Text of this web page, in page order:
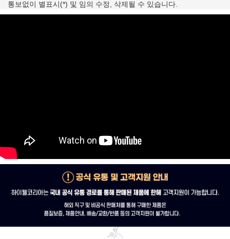
통보없이 별표시(*) 및 임의 수정, 삭제될 수 있습니다.